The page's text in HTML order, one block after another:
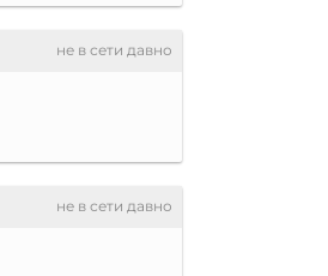
не в сети давно
не в сети давно